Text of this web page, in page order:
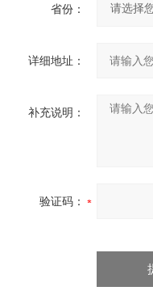
省份：
详细地址：
补充说明：
验证码：